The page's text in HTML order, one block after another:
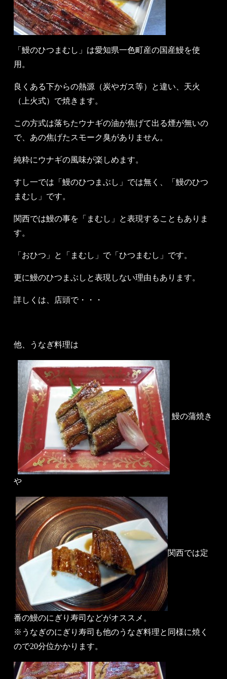
「鰻のひつまむし」は愛知県一色町産の国産鰻を使
用。
良くある下からの熱源（炭やガス等）と違い、天火
（ 上火式）で焼きます。
この方式は落ちたウナギの油が焦げて出る煙が無いの
で、あの焦げたスモーク臭がありません。
純粋にウナギの風味が楽しめます。
すし一では「鰻のひつまぶし」では無く、「鰻のひつ
まむし」です。
関西では鰻の事を「まむし」と表現することもありま
す。
「おひつ」と「まむし」で「ひつまむし」です。
更に鰻のひつまぶしと表現しない理由もあります。
詳しくは、店頭で・・・
他、うなぎ料理は
鰻の蒲焼き
や
関西では定
番の鰻のにぎり寿司などがオススメ。
※うなぎのにぎり寿司も他のうなぎ料理と同様に焼く
ので20分位かかります。